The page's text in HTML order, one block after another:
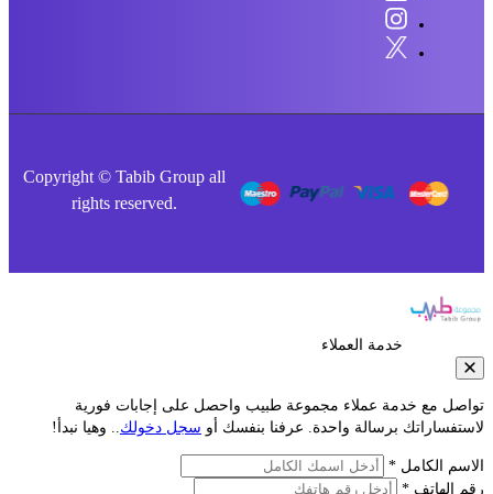
Copyright © Tabib Group all
rights reserved.
خدمة العملاء
مع خدمة عملاء مجموعة طبيب واحصل على إجابات فورية
برسالة واحدة. عرفنا بنفسك أوسجل دخولك.. وهيا نبدأ!
الكامل *
الهاتف *